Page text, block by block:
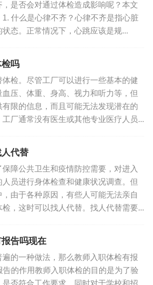
是否会对通过体检造成影响呢？本文
什么是心律不齐？心律不齐是指心脏
态。正常情况下，心跳应该是规...
吗
检。尽管工厂可以进行一些基本的健
血压、体重、身高、视力和听力等，但
限的信息，而且可能无法发现潜在的
厂通常没有医生或其他专业医疗人员...
代替
障公共卫生和疫情防控需要，对进入
员进行身体检查和健康状况调查。但
由于各种原因，有些人可能无法亲自
，这时可以找人代替。找人代替需要...
告吗现在
的一种做法，那么教师入职体检有报
告的作用教师入职体检的目的是为了验
否符合工作要求，同时对于学校和招